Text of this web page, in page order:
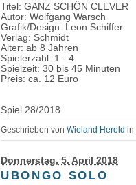
Titel: GANZ SCHÖN CLEVER
Autor: Wolfgang Warsch
Grafik/Design: Leon Schiffer
Verlag: Schmidt
Alter: ab 8 Jahren
Spielerzahl: 1 - 4
Spielzeit: 30 bis 45 Minuten
Preis: ca. 12 Euro
Spiel 28/2018
Geschrieben vonWieland Herold in
Donnerstag, 5. April 2018
UBONGO SOLO